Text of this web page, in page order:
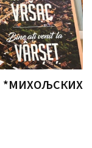
*МИХОЉСКИХ